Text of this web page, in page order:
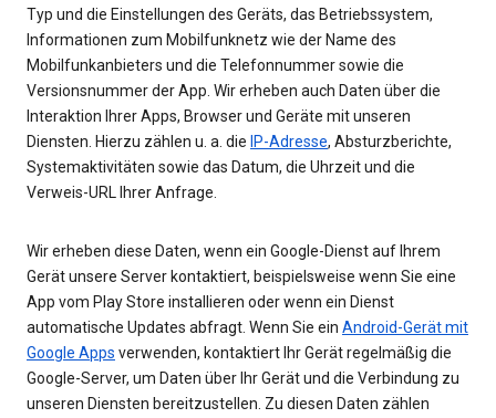
Typ und die Einstellungen des Geräts, das Betriebssystem,
Informationen zum Mobilfunknetz wie der Name des
Mobilfunkanbieters und die Telefonnummer sowie die
Versionsnummer der App. Wir erheben auch Daten über die
Interaktion Ihrer Apps, Browser und Geräte mit unseren
Diensten. Hierzu zählen u. a. die IP-Adresse, Absturzberichte,
Systemaktivitäten sowie das Datum, die Uhrzeit und die
Verweis-URL Ihrer Anfrage.
Wir erheben diese Daten, wenn ein Google-Dienst auf Ihrem
Gerät unsere Server kontaktiert, beispielsweise wenn Sie eine
App vom Play Store installieren oder wenn ein Dienst
automatische Updates abfragt. Wenn Sie ein Android-Gerät mit
Google Apps verwenden, kontaktiert Ihr Gerät regelmäßig die
Google-Server, um Daten über Ihr Gerät und die Verbindung zu
unseren Diensten bereitzustellen. Zu diesen Daten zählen